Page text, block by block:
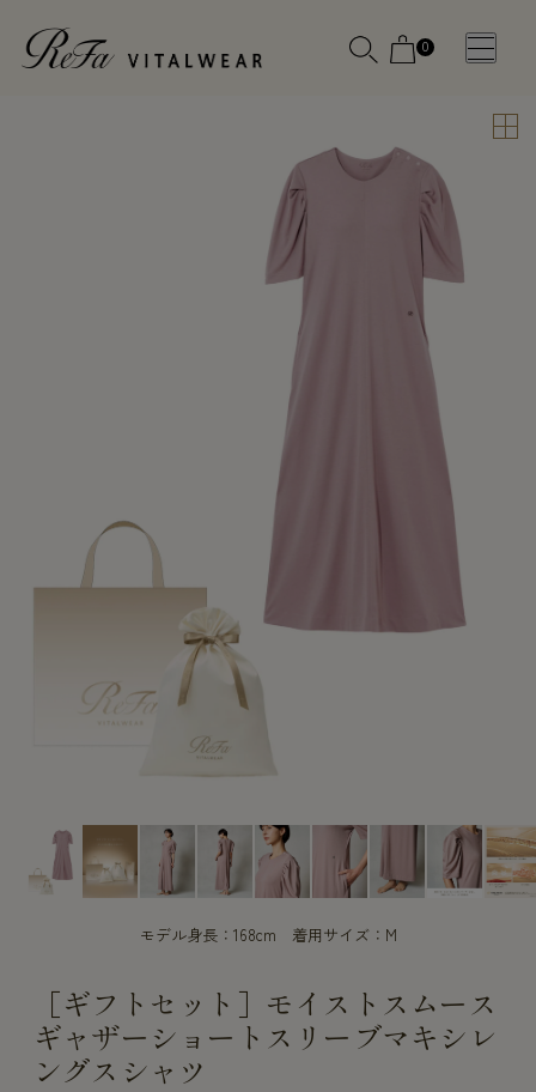
0
SLEEP WEAR
アクセ
カル
ピロー
SLEEP WEAR
アクセ
カル
ピロー
モデル身長：168cm 着用サイズ：M
［ギフトセット］モイストスムース
ギャザーショートスリーブマキシレ
ングスシャツ